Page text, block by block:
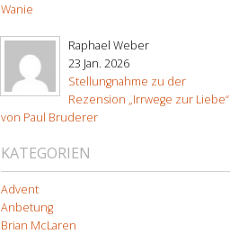
Wanie
Raphael Weber
23 Jan. 2026
Stellungnahme zu der
Rezension „Irrwege zur Liebe“
von Paul Bruderer
KATEGORIEN
Advent
Anbetung
Brian McLaren